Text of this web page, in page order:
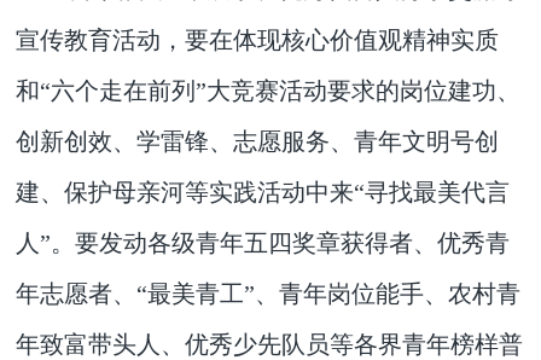
宣传教育活动，要在体现核心价值观精神实质
和“六个走在前列”大竞赛活动要求的岗位建功、
创新创效、学雷锋、志愿服务、青年文明号创
建、保护母亲河等实践活动中来“寻找最美代言
人”。要发动各级青年五四奖章获得者、优秀青
年志愿者、“最美青工”、青年岗位能手、农村青
年致富带头人、优秀少先队员等各界青年榜样普